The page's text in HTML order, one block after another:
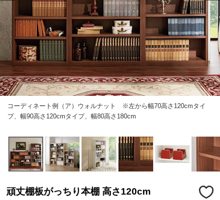
コーディネート例（ア）ウォルナット ※左から幅70高さ120cmタイ
プ、幅90高さ120cmタイプ、幅80高さ180cm
頑丈棚板がっちり本棚 高さ120cm